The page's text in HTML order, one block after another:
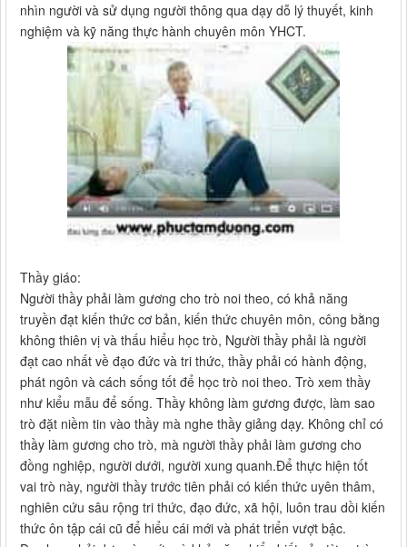
nhìn người và sử dụng người thông qua dạy dỗ lý thuyết, kinh
nghiệm và kỹ năng thực hành chuyên môn YHCT.
Thầy giáo:
Người thầy phải làm gương cho trò noi theo, có khả năng
truyền đạt kiến thức cơ bản, kiến thức chuyên môn, công bằng
không thiên vị và thấu hiểu học trò, Người thầy phải là người
đạt cao nhất về đạo đức và tri thức, thầy phải có hành động,
phát ngôn và cách sống tốt để học trò noi theo. Trò xem thầy
như kiểu mẫu để sống. Thầy không làm gương được, làm sao
trò đặt niềm tin vào thầy mà nghe thầy giảng dạy. Không chỉ có
thầy làm gương cho trò, mà người thầy phải làm gương cho
đồng nghiệp, người dưới, người xung quanh.Để thực hiện tốt
vai trò này, người thầy trước tiên phải có kiến thức uyên thâm,
nghiên cứu sâu rộng tri thức, đạo đức, xã hội, luôn trau dồi kiến
thức ôn tập cái cũ để hiểu cái mới và phát triển vượt bậc.